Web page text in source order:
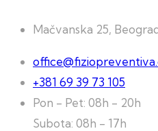
Mačvanska 25,
+381 69 39 73 105
Pon - Pet: 08h - 20h
Subota: 08h - 17h